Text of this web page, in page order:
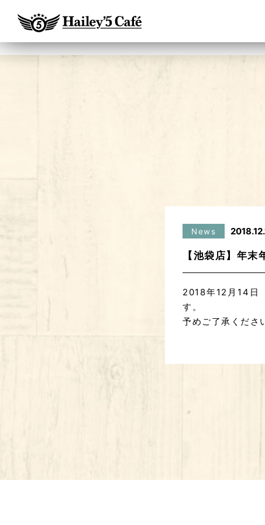
News
【池袋店】年末
2018年12月14日
す。
予めご了承くださ